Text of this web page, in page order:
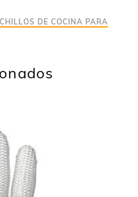
DE COCINA PARA